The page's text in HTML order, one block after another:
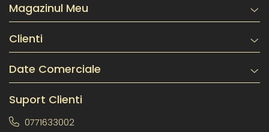
Magazinul Meu
Clienti
Date Comerciale
Suport Clienti
0771633002